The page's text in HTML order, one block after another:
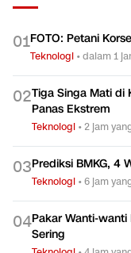
01FOTO: Petani
Teknologi •dalam 1
02Tiga Singa Mati di
Panas Ekstrem
Teknologi •2 jam
03Prediksi BMKG, 4
Teknologi •6 jam
04Pakar Wanti-wanti
Sering